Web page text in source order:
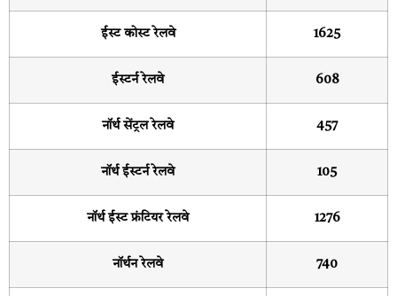
ईस्ट कोस्ट रेलवे 1625
ईस्टर्न रेलवे 608
नॉर्थ सेंट्रल रेलवे 457
नॉर्थ ईस्टर्न रेलवे 105
नॉर्थ ईस्ट फ्रंटियर रेलवे 1276
नॉर्थन रेलवे 740